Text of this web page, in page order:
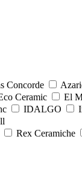
Concorde
Ceramic El
IDALGO
Rex Ceramiche